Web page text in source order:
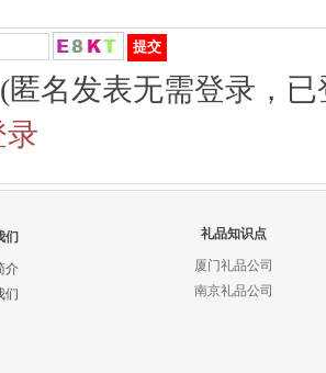
匿名发表无需登录，
录
们
介
们
礼品知识点
厦门礼品公司
南京礼品公司